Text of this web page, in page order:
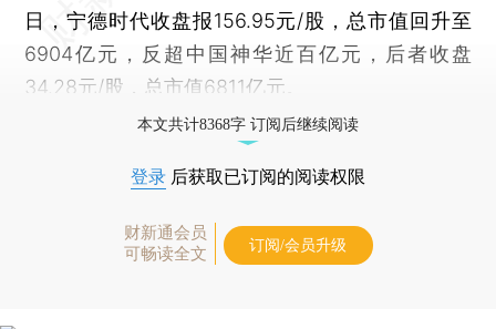
日，宁德时代收盘报156.95元/股，总市值回升至
6904亿元，反超中国神华近百亿元，后者收盘
34.28元/股，总市值6811亿元。
本文共计8368字 订阅后继续阅读
登录 后获取已订阅的阅读权限
财新通会员
可畅读全文
订阅/会员升级